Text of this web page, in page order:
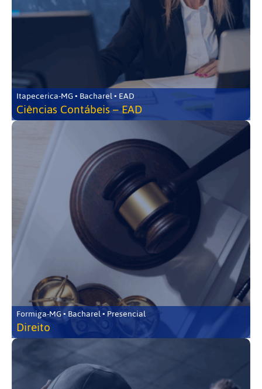
Itapecerica-MG • Bacharel • EAD
Ciências Contábeis – EAD
Formiga-MG • Bacharel • Presencial
Direito